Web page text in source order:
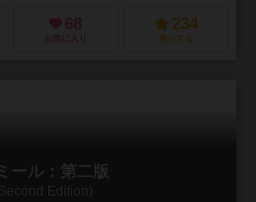
68
お気に入り
234
持ってる
ール：第二版
Edition)